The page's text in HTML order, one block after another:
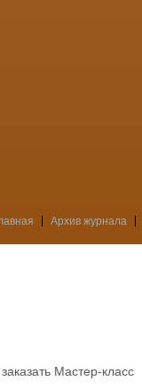
Архив журнала
Мастер-класс